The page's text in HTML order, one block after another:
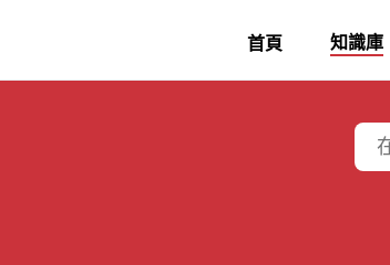
首頁 知識庫